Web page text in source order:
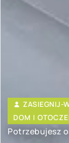
ZASIEGNIJ-
DOM I
Potrzebujesz